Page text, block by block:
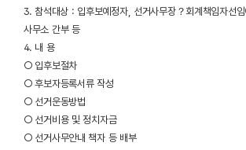
3. 참석대상 : 입후보예정자, 선거사무장？회계책임자선
사무소 간부 등
4. 내 용
○ 입후보절차
○ 후보자등록서류 작성
○ 선거운동방법
○ 선거비용 및 정치자금
○ 선거사무안내 책자 등 배부